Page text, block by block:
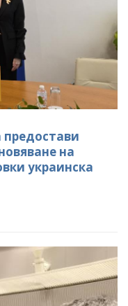
предостави
на
украинска